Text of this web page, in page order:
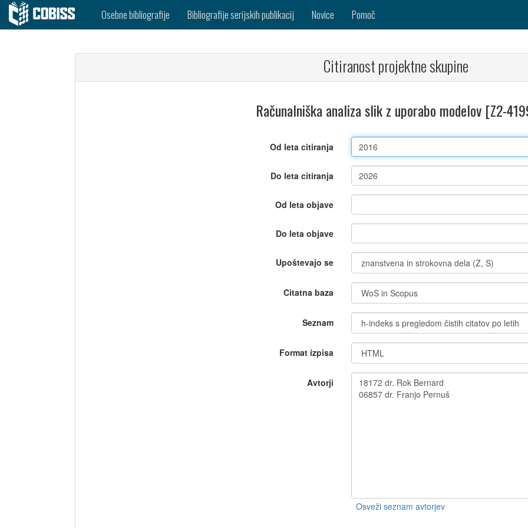
Osebne bibliografije Bibliografije serijskih publikacij Novice Pomoč
Citiranost projektne skupine
Računalniška analiza slik z uporabo modelov [Z2-
Od leta citiranja
Do leta citiranja
Od leta objave
Do leta objave
Upoštevajo se
Citatna baza
Seznam
Format izpisa
Avtorji